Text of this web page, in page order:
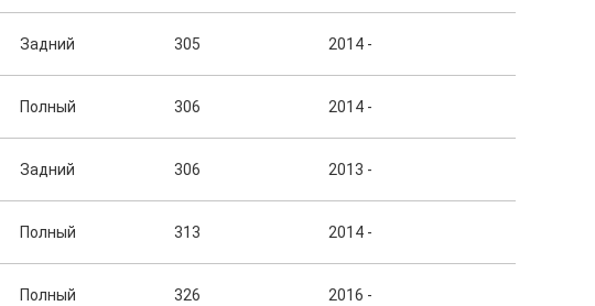
Задний 305 2014 -
Полный 306 2014 -
Задний 306 2013 -
Полный 313 2014 -
Полный 326 2016 -